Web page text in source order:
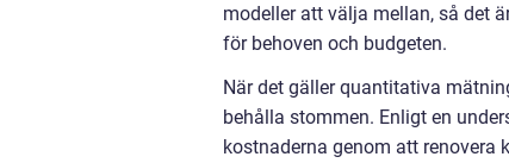
modeller att välja mellan, så det
för behoven och budgeten.
När det gäller quantitativa
behålla stommen. Enligt en
kostnaderna genom att